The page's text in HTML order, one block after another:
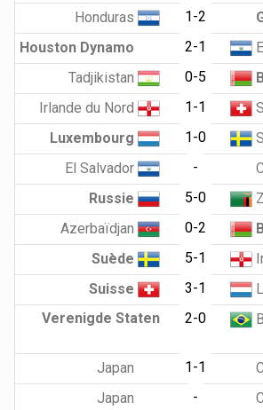
Honduras
1-2
Houston Dynamo
2-1
Tadjikistan
0-5
Irlande du Nord
1-1
Luxembourg
1-0
El Salvador
-
Russie
5-0
Azerbaïdjan
0-2
Suède
5-1
Suisse
3-1
Verenigde Staten
2-0
Japan 1-1
Japan
-